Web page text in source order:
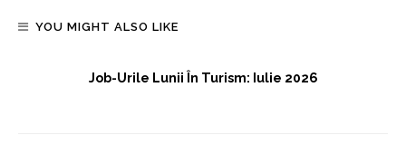
YOU MIGHT ALSO LIKE
Job-Urile Lunii În Turism: Iulie 2026